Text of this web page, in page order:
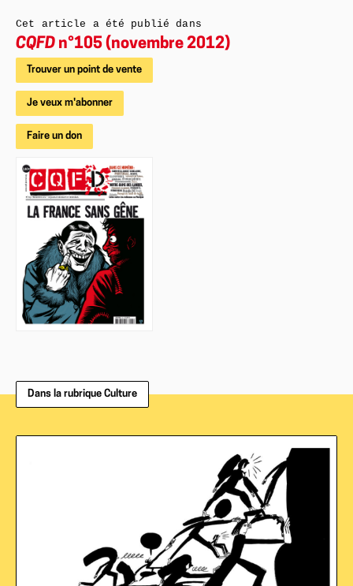
Cet article a été publié dans
CQFD n°105 (novembre 2012)
Trouver un point de vente
Je veux m'abonner
Faire un don
Dans la rubrique Culture